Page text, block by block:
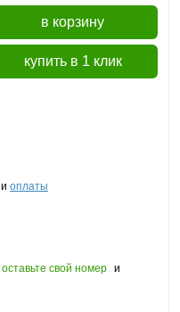
в корзину
купить в 1 клик
и оплаты
оставьте свой номер и